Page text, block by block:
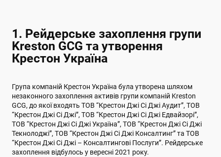
1. Рейдерське захоплення групи
Kreston GCG та утворення
Крестон Україна
Група компаній Крестон Україна була утворена шляхом
незаконного захоплення активів групи компаній Kreston
GCG, до якої входять ТОВ “Крестон Джі Сі Джі Аудит”, ТОВ
“Крестон Джі Сі Джі”, ТОВ “Крестон Джі Сі Джі Едвайзорі”,
ТОВ “Крестон Джі Сі Джі Україна”, ТОВ “Крестон Джі Сі Джі
Текнолоджі”, ТОВ “Крестон Джі Сі Джі Консалтинг” та ТОВ
“Крестон Джі Сі Джі – Консалтингові Послуги”. Рейдерське
захоплення відбулось у вересні 2021 року.